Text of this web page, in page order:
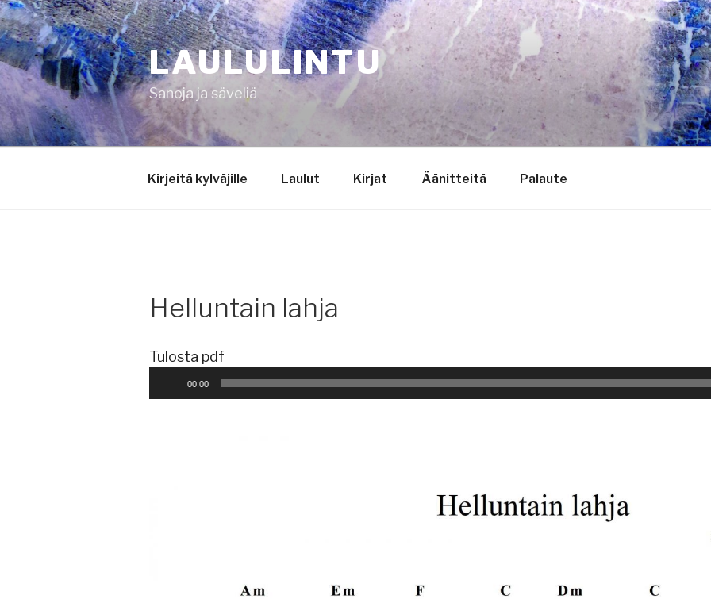
Siirry
sisältöön
LAULULINTU
Sanoja ja säveliä
Kirjeitä kylväjille Laulut Kirjat Äänitteitä Palaute
Helluntain lahja
Tulosta pdf
00:00